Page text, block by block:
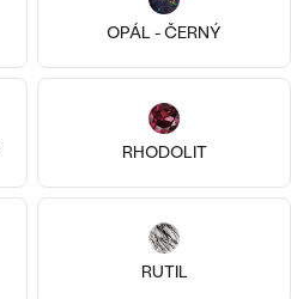
OPÁL - ČERNÝ
RHODOLIT
RUTIL
Pozlacené stříbro - žlutá,
1 890 Kč